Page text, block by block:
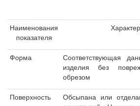
Наименования
показателя
Форма
Соответствующая
изделия без
обрезом
Поверхность
Обсыпана или